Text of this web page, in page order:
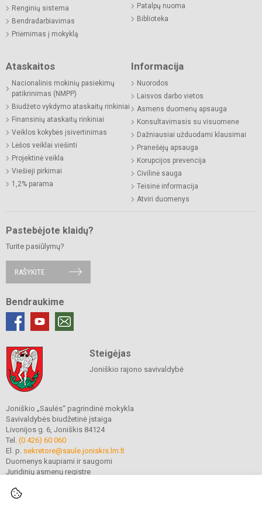
Renginių sistema
Bendradarbiavimas
Priėmimas į mokyklą
Patalpų nuoma
Biblioteka
Ataskaitos
Nacionalinis mokinių pasiekimų
patikrinimas (NMPP)
Biudžeto vykdymo ataskaitų rinkiniai
Finansinių ataskaitų rinkiniai
Veiklos kokybės įsivertinimas
Lėšos veiklai viešinti
Projektinė veikla
Viešieji pirkimai
1,2% parama
Informacija
Nuorodos
Laisvos darbo vietos
Asmens duomenų apsauga
Konsultavimasis su visuomene
Dažniausiai užduodami klausimai
Pranešėjų apsauga
Korupcijos prevencija
Civilinė sauga
Teisinė informacija
Atviri duomenys
Pastebėjote klaidų?
Turite pasiūlymų?
RAŠYKITE
Bendraukime
Steigėjas
Joniškio rajono savivaldybė
Joniškio „Saulės“ pagrindinė mokykla
Savivaldybės biudžetinė įstaiga
Livonijos g. 6, Joniškis 84124
Tel. (0 426) 60 060
El. p. sekretore@saule.joniskis.lm.lt
Duomenys kaupiami ir saugomi
Juridinių asmenų registre